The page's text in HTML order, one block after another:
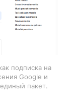
подписка на
Google и
пакет.